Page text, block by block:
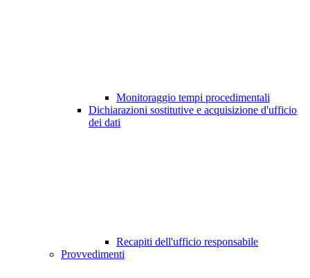
Monitoraggio tempi procedimentali
Dichiarazioni sostitutive e acquisizione d'ufficio
dei dati
Recapiti dell'ufficio responsabile
Provvedimenti